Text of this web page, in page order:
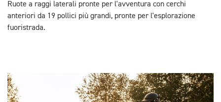
Ruote a raggi laterali pronte per l'avventura con cerchi
anteriori da 19 pollici più grandi, pronte per l'esplorazione
fuoristrada.